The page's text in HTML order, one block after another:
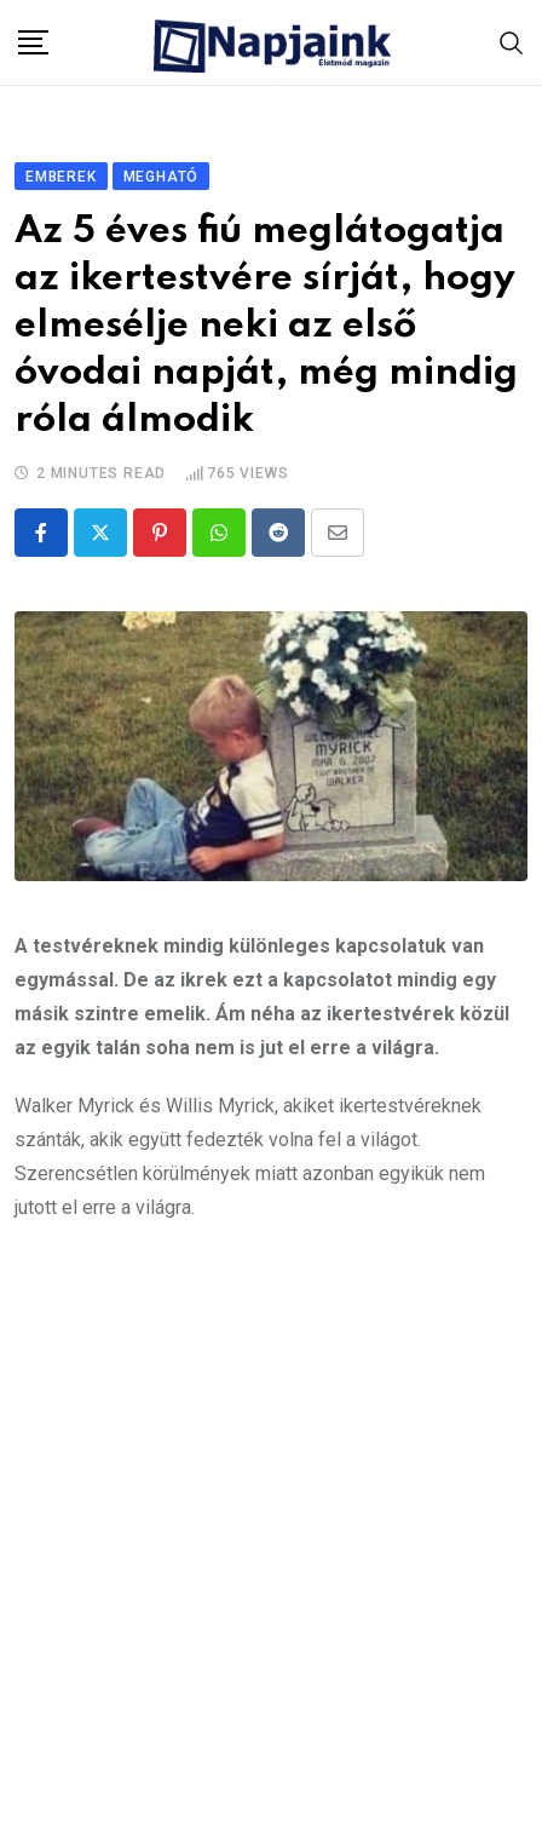
EMBEREK MEGHATÓ
Az 5 éves fiú meglátogatja
az ikertestvére sírját, hogy
elmesélje neki az első
óvodai napját, még mindig
róla álmodik
2 MINUTES READ 765 VIEWS
PinterestWhatsappRedditShare
Email
A testvéreknek mindig különleges kapcsolatuk van
egymással. De az ikrek ezt a kapcsolatot mindig egy
másik szintre emelik. Ám néha az ikertestvérek közül
az egyik talán soha nem is jut el erre a világra.
Walker Myrick és Willis Myrick, akiket ikertestvéreknek
szánták, akik együtt fedezték volna fel a világot.
Szerencsétlen körülmények miatt azonban egyikük nem
jutott el erre a világra.